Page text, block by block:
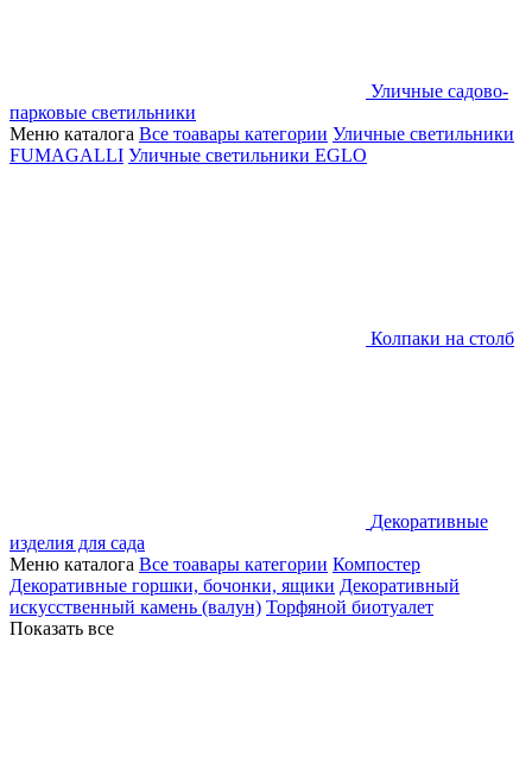
Уличные садово-
парковые светильники
Меню каталога Все тоавары категории Уличные светильники
FUMAGALLI Уличные светильники EGLO
Колпаки на столб
Декоративные
изделия для сада
Меню каталога Все тоавары категории Компостер
Декоративные горшки, бочонки, ящики Декоративный
искусственный камень (валун) Торфяной биотуалет
Показать все